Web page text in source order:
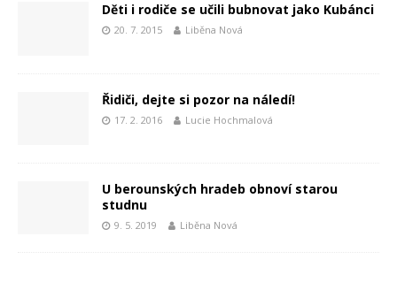
Děti i rodiče se učili bubnovat jako Kubánci
20. 7. 2015 Liběna Nová
Řidiči, dejte si pozor na náledí!
17. 2. 2016 Lucie Hochmalová
U berounských hradeb obnoví starou
studnu
9. 5. 2019 Liběna Nová